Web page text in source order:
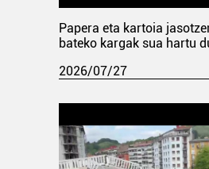
Papera eta kartoia
bateko kargak sua hartu
2026/07/27